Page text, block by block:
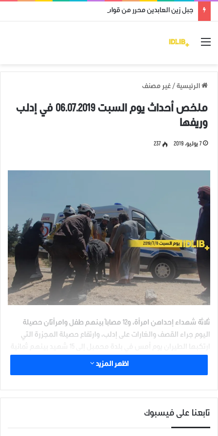
جبل زين العابدين محرر من قوات النظام وميليشياته
القائمة
الرئيسية / غير مصنف
ملخص أحداث يوم السبت 06.07.2019 في إدلب
وريفها
7 يوليو، 2019 237
ثلاثة شهداء إحداهن امرأة، و12 مصاباً بينهم طفل وامرأتان حصيلة
اليوم جراء القصف والغارات على إدلب، وارتفاع حصيلة المجزرة التي
استهدف المزارع بثلاث قذائف
اظهر المزيد
تابعنا على فيسبوك